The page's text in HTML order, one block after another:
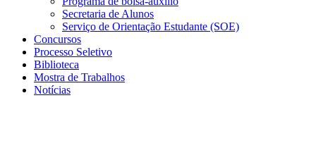
Secretaria de Alunos
Serviço de Orientação Estudante (SOE)
Concursos
Processo Seletivo
Biblioteca
Mostra de Trabalhos
Notícias